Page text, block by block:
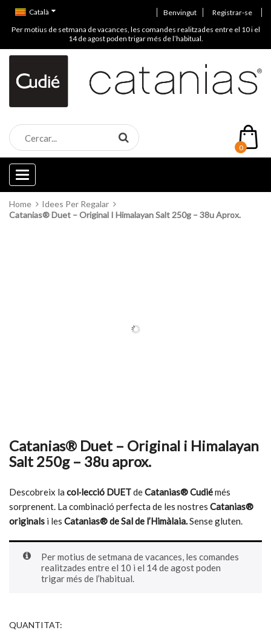
Benvingut Registrar-se
Català
Per motius de setmana de vacances, les comandes realitzades entre el 10 i el
14 de agost poden trigar més de l’habitual.
0
Categories
Home
Idees Per Regalar
Catanias® Duet – Original I Himalayan Salt 250g – 38u Aprox.
Catanias® Duet – Original i Himalayan
Salt 250g – 38u aprox.
Descobreix la col·lecció DUETdeCatanias® Cudiémés
sorprenent. La combinació perfecta de les nostres Catanias®
originals i les Catanias® de Sal de l’Himàlaia.Sense gluten.
Per motius de setmana de vacances, les comandes
realitzades entre el 10 i el 14 de agost poden
trigar més de l’habitual.
QUANTITAT: